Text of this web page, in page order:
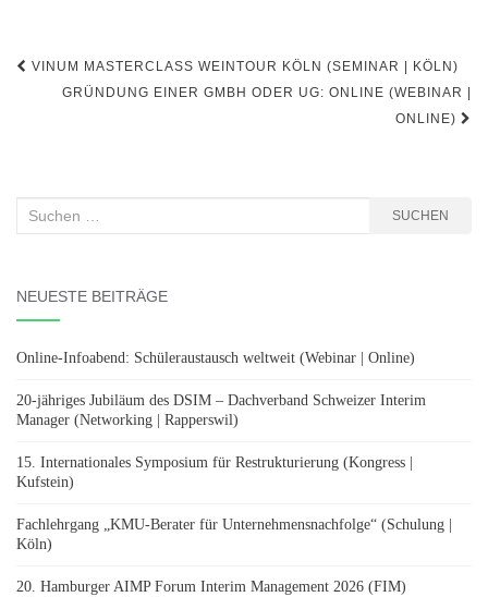
Beitragsnavigation
VINUM MASTERCLASS WEINTOUR KÖLN (SEMINAR | KÖLN)
GRÜNDUNG EINER GMBH ODER UG: ONLINE (WEBINAR |
ONLINE)
Suchen
SUCHEN
NEUESTE BEITRÄGE
Online-Infoabend: Schüleraustausch weltweit (Webinar | Online)
20-jähriges Jubiläum des DSIM – Dachverband Schweizer Interim
Manager (Networking | Rapperswil)
15. Internationales Symposium für Restrukturierung (Kongress |
Kufstein)
Fachlehrgang „KMU-Berater für Unternehmensnachfolge“ (Schulung |
Köln)
20. Hamburger AIMP Forum Interim Management 2026 (FIM)